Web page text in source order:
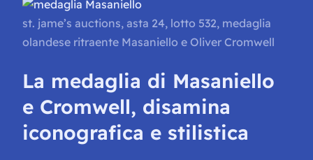
st. jame’s auctions, asta 24, lotto 532, medaglia
olandese ritraente Masaniello e Oliver Cromwell
La medaglia di Masaniello
e Cromwell, disamina
iconografica e stilistica